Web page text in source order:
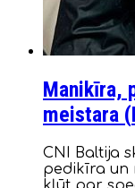
Manikīra,
meistara (
CNI Baltija
pedikīra un